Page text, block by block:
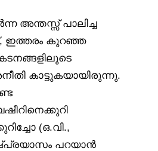
അന്തസ്സ് പാലിച്ച
ഇത്തരം കുറഞ്ഞ
കാട്ടുകയായിരുന്നു.
(ഒ.വി.,
പറയാൻ